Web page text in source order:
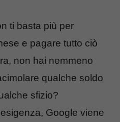
ti basta più per
e pagare tutto ciò
non hai nemmeno
qualche soldo
sfizio?
Google viene